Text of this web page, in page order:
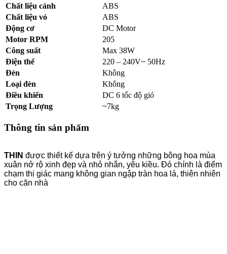
Chất liệu cánh
ABS
Chất liệu vỏ
ABS
Động cơ
DC Motor
Motor RPM
205
Công suất
Max 38W
Điện thế
220 – 240V~ 50Hz
Đèn
Không
Loại đèn
Không
Điều khiển
DC 6 tốc độ gió
Trọng Lượng
~7kg
Thông tin sản phẩm
THIN được thiết kế dựa trên ý tưởng những bông hoa mùa
xuân nở rộ xinh đẹp và nhỏ nhắn, yêu kiều. Đó chính là điểm
chạm thị giác mang không gian ngập tràn hoa lá, thiên nhiên
cho căn nhà